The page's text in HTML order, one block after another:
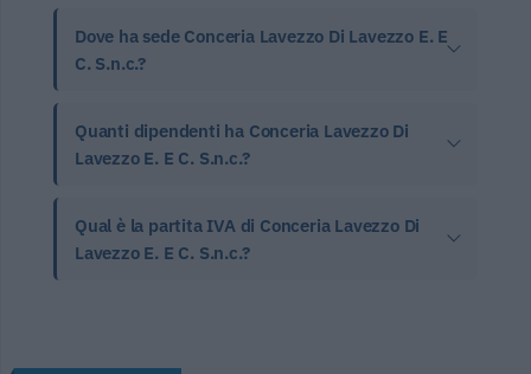
Dove ha sede Conceria Lavezzo Di Lavezzo E. E
C. S.n.c.?
Quanti dipendenti ha Conceria Lavezzo Di
Lavezzo E. E C. S.n.c.?
Qual è la partita IVA di Conceria Lavezzo Di
Lavezzo E. E C. S.n.c.?